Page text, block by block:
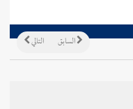
التالي السابق